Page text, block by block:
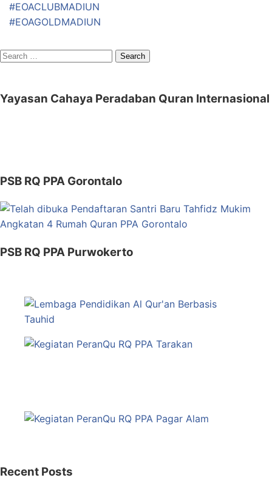
#EOACLUBMADIUN
#EOAGOLDMADIUN
Search
Yayasan Cahaya Peradaban Quran Internasional
PSB RQ PPA Gorontalo
PSB RQ PPA Purwokerto
Recent Posts